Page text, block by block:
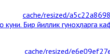
Бир йиллик гуноҳларга